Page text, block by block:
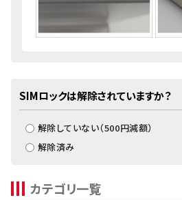
SIMロックは解除されていますか？
解除していない（500円減額）
解除済み
カテゴリ一覧